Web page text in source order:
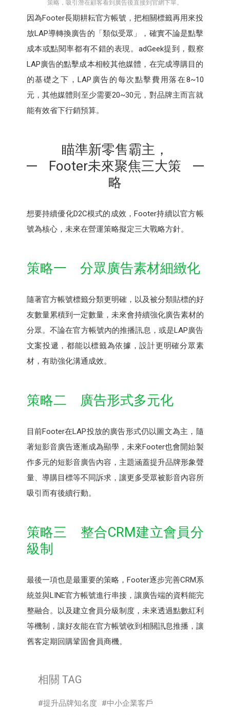
策略，吸引潛在顧客看到廣告後直接到官網下單。
因為Footer長期耕耘官方帳號，把相關標籤再用來投
放LAP導轉換廣告的「類似受眾」，確實不論是點擊
成本或點閱率都有不錯的表現。adGeek提到，觀察
LAP廣告的點擊成本相較其他媒體，在完成導購目的
的基礎之下，LAP廣告的每次點擊費用落在8~10
元，其他媒體則至少需要20~30元，對品牌主而言就
能有效省下行銷預算。
瞄準新零售霸主，
Footer未來聚焦三大策
略
想要持續優化D2C模式的成效，Footer持續以官方帳
號為核心，未來在營運策略擬定三大戰略方針。
策略一 分眾廣告素材細緻化
隨著官方帳號標籤分類更明確，以及被分類貼標的好
友數量累積到一定數量，未來會持續強化廣告素材的
分眾。不論在官方帳號內的推播訊息，或是LAP廣告
文案投遞，都能以標籤為依據，設計更明確分眾素
材，有助強化溝通成效。
策略二 廣告形式多元化
目前Footer在LAP投放的廣告形式仍以圖文為主，隨
著短影音廣告逐漸成為顯學，未來Footer也會開始製
作多元的短影音廣告內容，主題涵蓋提升品牌形象聲
量、導購目標等不同訴求，讓更多受眾被影音內容所
吸引而有後續行動。
策略三 整合CRM建立會員分
級制
最後一項也是最重要的策略，Footer逐步完善CRM系
統並與LINE官方帳號進行串接，讓廣告端的資料能完
整融合。以及建立會員分級制度，未來透過點數紅利
等機制，讓好友能在官方帳號收到相關訊息推播，讓
舊客定期回購鞏固會員商機。
相關 TAG
提升品牌知名度
中小企業客戶